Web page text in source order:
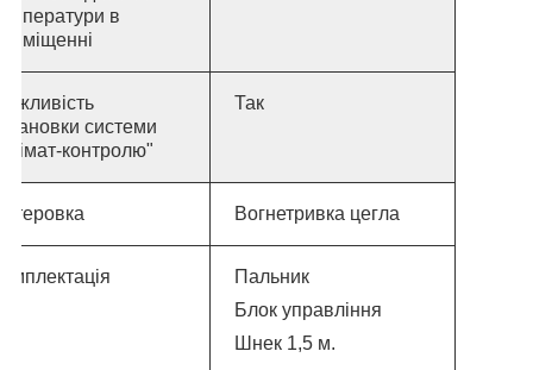
в
системи
контролю"
Так
Вогнетривка цегла
Пальник
Блок управління
Шнек 1,5 м.